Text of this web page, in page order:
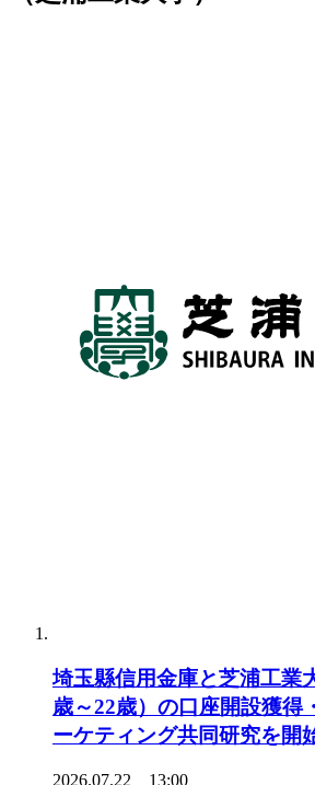
埼玉縣信用金庫と芝浦工業
歳～22歳）の口座開設獲得
ーケティング共同研究を開
2026.07.22 13:00